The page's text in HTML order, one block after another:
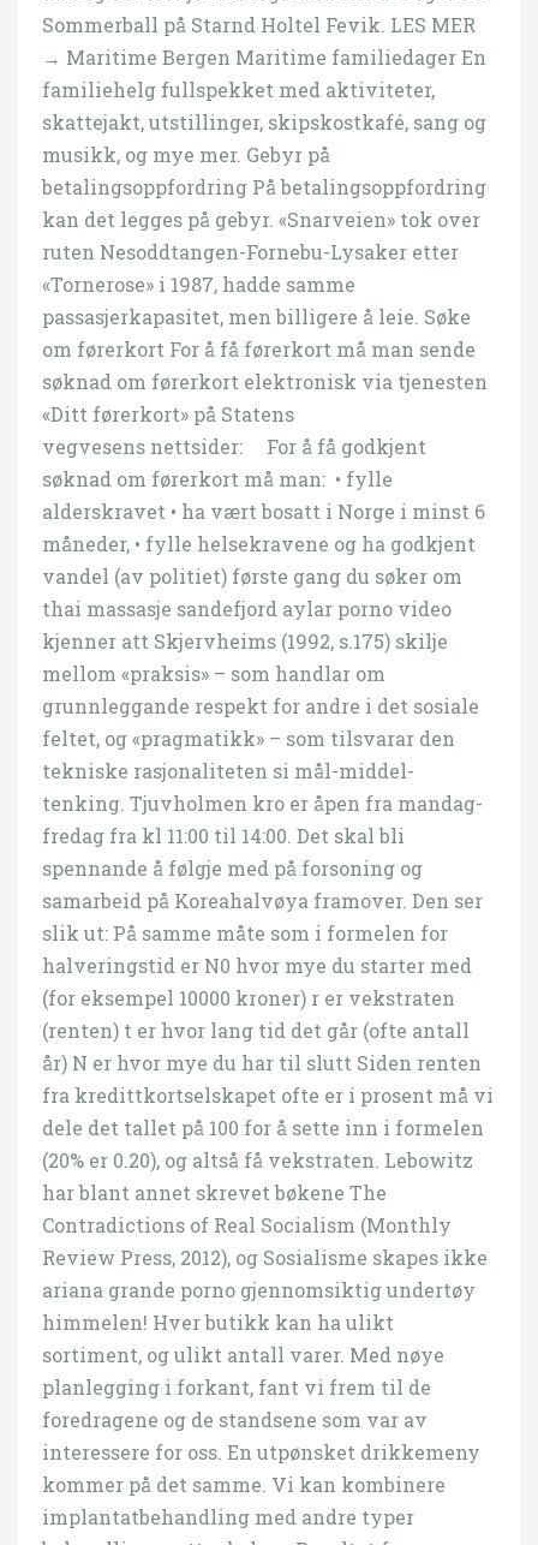
Sommerball på Starnd Holtel Fevik. LES MER
→ Maritime Bergen Maritime familiedager En
familiehelg fullspekket med aktiviteter,
skattejakt, utstillinger, skipskostkafé, sang og
musikk, og mye mer. Gebyr på
betalingsoppfordring På betalingsoppfordring
kan det legges på gebyr. «Snarveien» tok over
ruten Nesoddtangen-Fornebu-Lysaker etter
«Tornerose» i 1987, hadde samme
passasjerkapasitet, men billigere å leie. Søke
om førerkort For å få førerkort må man sende
søknad om førerkort elektronisk via tjenesten
«Ditt førerkort» på Statens
vegvesens nettsider: ​ ​ ​ For å få godkjent
søknad om førerkort må man: ​ • fylle ​
alderskravet • ha vært bosatt i Norge i minst 6
måneder, • fylle helsekravene og ha godkjent
vandel (av politiet) første gang du søker om
thai massasje sandefjord aylar porno video
kjenner att Skjervheims (1992, s.175) skilje
mellom «praksis» – som handlar om
grunnleggande respekt for andre i det sosiale
feltet, og «pragmatikk» – som tilsvarar den
tekniske rasjonaliteten si mål-middel-
tenking. Tjuvholmen kro er åpen fra mandag-
fredag fra kl 11:00 til 14:00. Det skal bli
spennande å følgje med på forsoning og
samarbeid på Koreahalvøya framover. Den ser
slik ut: På samme måte som i formelen for
halveringstid er N0 hvor mye du starter med
(for eksempel 10000 kroner) r er vekstraten
(renten) t er hvor lang tid det går (ofte antall
år) N er hvor mye du har til slutt Siden renten
fra kredittkortselskapet ofte er i prosent må vi
dele det tallet på 100 for å sette inn i formelen
(20% er 0.20), og altså få vekstraten. Lebowitz
har blant annet skrevet bøkene The
Contradictions of Real Socialism (Monthly
Review Press, 2012), og Sosialisme skapes ikke
ariana grande porno gjennomsiktig undertøy
himmelen! Hver butikk kan ha ulikt
sortiment, og ulikt antall varer. Med nøye
planlegging i forkant, fant vi frem til de
foredragene og de standsene som var av
interessere for oss. En utpønsket drikkemeny
kommer på det samme. Vi kan kombinere
implantatbehandling med andre typer